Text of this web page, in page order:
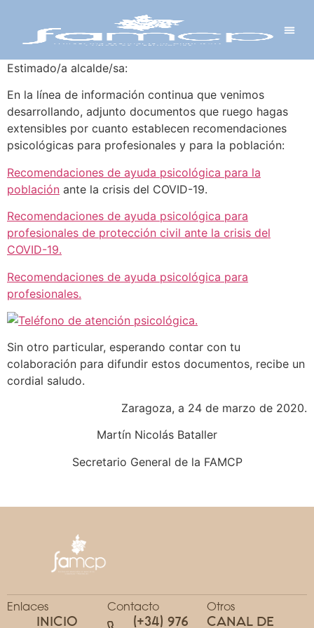
Estimado/a alcalde/sa:
En la línea de información continua que venimos
desarrollando, adjunto documentos que ruego hagas
extensibles por cuanto establecen recomendaciones
psicológicas para profesionales y para la población:
Recomendaciones de ayuda psicológica para la
población ante la crisis del COVID-19.
Recomendaciones de ayuda psicológica para
profesionales de protección civil ante la crisis del
COVID-19.
Recomendaciones de ayuda psicológica para
profesionales.
Sin otro particular, esperando contar con tu
colaboración para difundir estos documentos, recibe un
cordial saludo.
Zaragoza, a 24 de marzo de 2020.
Martín Nicolás Bataller
Secretario General de la FAMCP
Enlaces
INICIO
Contacto
(+34) 976
Otros
CANAL DE